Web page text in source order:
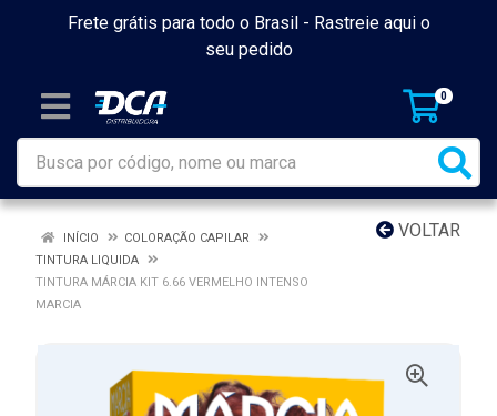
Frete grátis para todo o Brasil - Rastreie aqui o
seu pedido
0
VOLTAR
INÍCIO
COLORAÇÃO CAPILAR
TINTURA LIQUIDA
TINTURA MÁRCIA KIT 6.66 VERMELHO INTENSO
MARCIA